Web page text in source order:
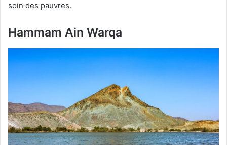
soin des pauvres.
Hammam Ain Warqa